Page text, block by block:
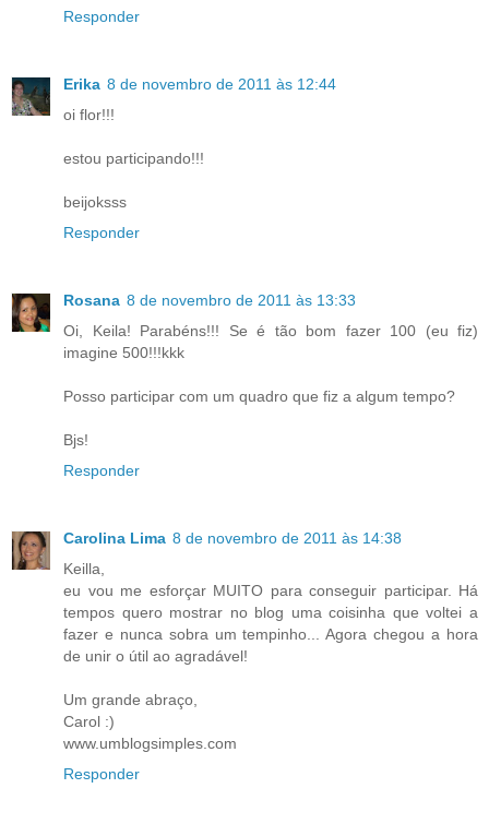
Responder
Erika 8 de novembro de 2011 às 12:44
oi flor!!!
estou participando!!!
beijoksss
Responder
Rosana 8 de novembro de 2011 às 13:33
Oi, Keila! Parabéns!!! Se é tão bom fazer 100 (eu fiz)
imagine 500!!!kkk
Posso participar com um quadro que fiz a algum tempo?
Bjs!
Responder
Carolina Lima 8 de novembro de 2011 às 14:38
Keilla,
eu vou me esforçar MUITO para conseguir participar. Há
tempos quero mostrar no blog uma coisinha que voltei a
fazer e nunca sobra um tempinho... Agora chegou a hora
de unir o útil ao agradável!
Um grande abraço,
Carol :)
www.umblogsimples.com
Responder